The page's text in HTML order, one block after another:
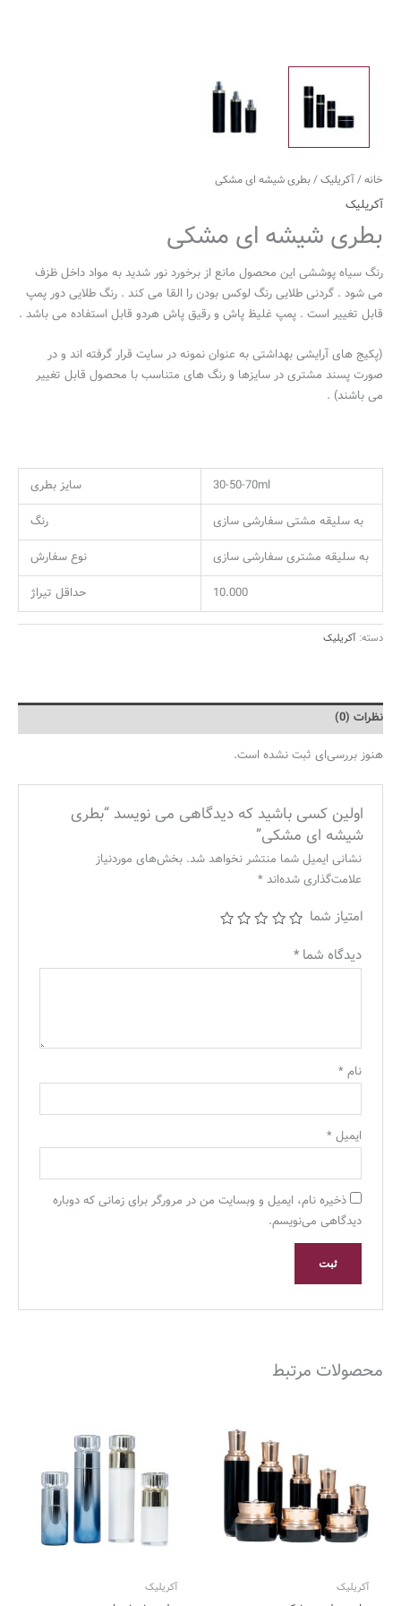
خانه/آکریلیک/ بطری شیشه ای مشکی
آکریلیک
بطری شیشه ای مشکی
رنگ سیاه پوششی این محصول مانع از برخورد نور شدید به مواد داخل ظزف
می شود . گردنی طلایی رنگ لوکس بودن را القا می کند . رنگ طلایی دور پمپ
قابل تغییر است . پمپ غلیظ پاش و رقیق پاش هردو قابل استفاده می باشد .
(پکیج های آرایشی بهداشتی به عنوان نمونه در سایت قرار گرفته اند و در
صورت پسند مشتری در سایزها و رنگ های متناسب با محصول قابل تغییر
می باشند) .
30-50-70ml
سایز بطری
به سلیقه مشتی سفارشی سازی
رنگ
به سلیقه مشتری سفارشی سازی
نوع سفارش
10.000
حداقل تیراژ
دسته:آکریلیک
نظرات (0)
هنوز بررسی‌ای ثبت نشده است.
اولین کسی باشید که دیدگاهی می نویسد “بطری
شیشه ای مشکی”
نشانی ایمیل شما منتشر نخواهد شد. بخش‌های موردنیاز
علامت‌گذاری شده‌اند*
امتیاز شما
دیدگاه شما*
نام*
ایمیل*
ذخیره نام، ایمیل و وبسایت من در مرورگر برای زمانی که دوباره
دیدگاهی می‌نویسم.
محصولات مرتبط
آکریلیک آکریلیک